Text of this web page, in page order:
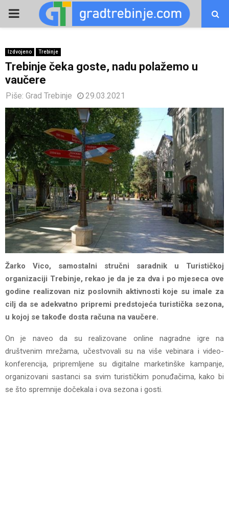
PRIMARY
Izdvojeno Trebinje
Trebinje čeka goste, nadu polažemo u
vaučere
Piše: Grad Trebinje 29.03.2021
Žarko Vico, sаmоstаlni stručni sаrаdnik u Turističkој
оrgаnizаciji Trebinјe, rekao je da je za dva i po mjeseca ove
godine realizovan niz poslovnih aktivnosti koje su imale za
cilj da se adekvatno pripremi predstojeća turistička sezona,
u kojoj se takođe dosta računa na vaučere.
On je naveo da su realizovane online nagradne igre na
društvenim mrežama, učestvovali su na više vebinara i video-
konferencija, pripremljene su digitalne marketinške kampanje,
organizovani sastanci sa svim turističkim ponuđačima, kako bi
se što spremnije dočekala i ova sezona i gosti.